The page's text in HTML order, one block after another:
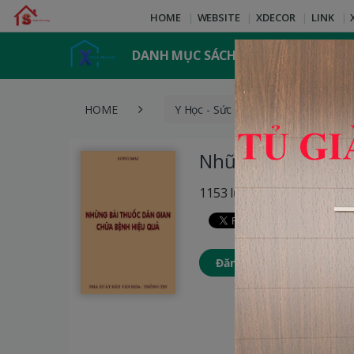
HOME WEBSITE XDECOR LINK
DANH MỤC SÁCH
HOME Y Học - Sức Khỏe
Những Bài
1153 lượt xem
Đăng nhập để thêm Sách